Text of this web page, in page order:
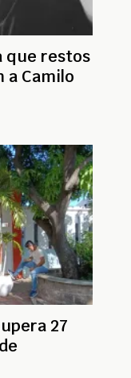
que restos
a Camilo
27